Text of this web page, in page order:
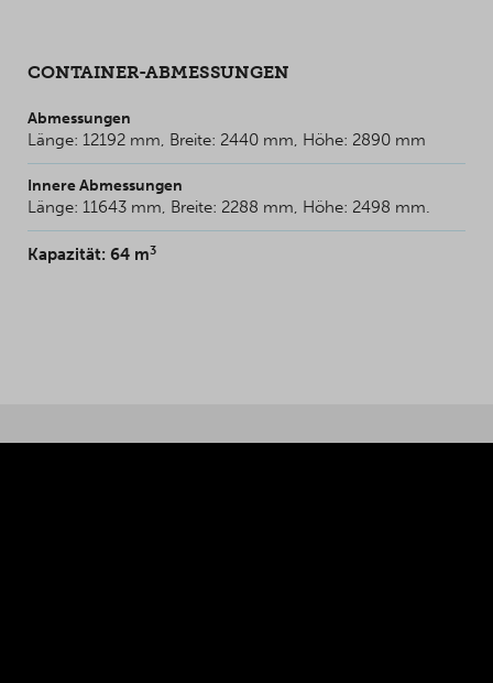
CONTAINER-ABMESSUNGEN
Abmessungen
Länge: 12192 mm, Breite: 2440 mm, Höhe: 2890 mm
Innere Abmessungen
Länge: 11643 mm, Breite: 2288 mm, Höhe: 2498 mm.
Kapazität: 64 m3